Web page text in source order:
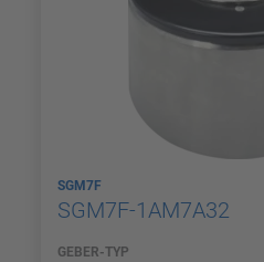
SGM7F
SGM7F-1AM7A32
GEBER-TYP